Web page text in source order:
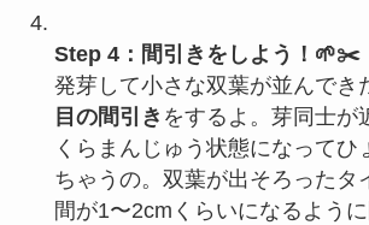
Step 4：間引きをしよう！🌱✂️
発芽して小さな双葉が並んでき
目の間引き をするよ。芽同士が
くらまんじゅう状態になってひ
ちゃうの。双葉が出そろったタ
間が1〜2cmくらいになるように